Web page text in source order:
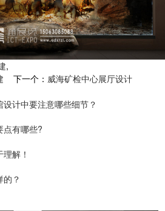
,
下一个： 威海矿检中心展厅设计
计中要注意哪些细节？
点有哪些?
解！
？